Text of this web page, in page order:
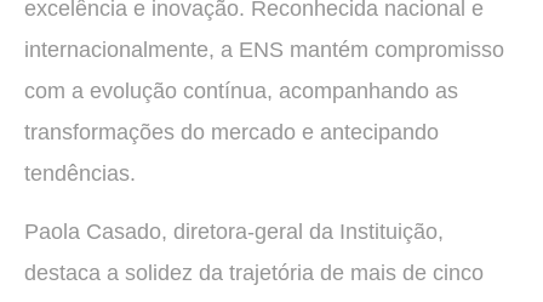
excelência e inovação. Reconhecida nacional e
internacionalmente, a ENS mantém compromisso
com a evolução contínua, acompanhando as
transformações do mercado e antecipando
tendências.
Paola Casado, diretora-geral da Instituição,
destaca a solidez da trajetória de mais de cinco